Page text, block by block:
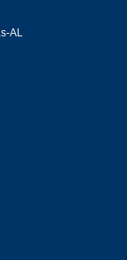
AL